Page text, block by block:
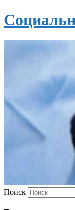
Поиск